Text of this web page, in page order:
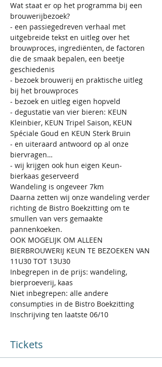
Wat staat er op het programma bij een
brouwerijbezoek?
- een passiegedreven verhaal met
uitgebreide tekst en uitleg over het
brouwproces, ingrediënten, de factoren
die de smaak bepalen, een beetje
geschiedenis
- bezoek brouwerij en praktische uitleg
bij het brouwproces
- bezoek en uitleg eigen hopveld
- degustatie van vier bieren: KEUN
Kleinbier, KEUN Tripel Saison, KEUN
Spéciale Goud en KEUN Sterk Bruin
- en uiteraard antwoord op al onze
biervragen…
- wij krijgen ook hun eigen Keun-
bierkaas geserveerd
Wandeling is ongeveer 7km
Daarna zetten wij onze wandeling verder
richting de Bistro Boekzitting om te
smullen van vers gemaakte
pannenkoeken.
OOK MOGELIJK OM ALLEEN
BIERBROUWERIJ KEUN TE BEZOEKEN VAN
11U30 TOT 13U30
Inbegrepen in de prijs: wandeling,
bierproeverij, kaas
Niet inbegrepen: alle andere
consumpties in de Bistro Boekzitting
Inschrijving ten laatste 06/10
Tickets